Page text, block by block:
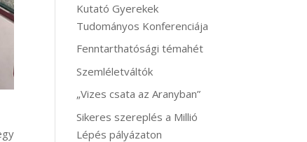
Kutató Gyerekek
Tudományos Konferenciája
Fenntarthatósági témahét
Szemléletváltók
„Vizes csata az Aranyban”
Sikeres szereplés a Millió
Lépés pályázaton